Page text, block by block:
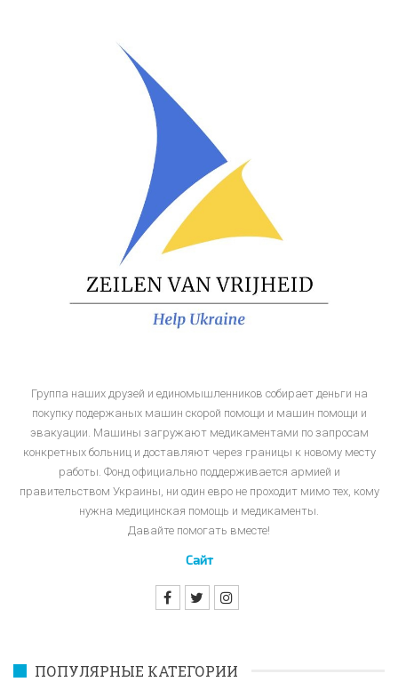
Группа наших друзей и единомышленников собирает деньги на
покупку подержаных машин скорой помощи и машин помощи и
эвакуации. Машины загружают медикаментами по запросам
конкретных больниц и доставляют через границы к новому месту
работы. Фонд официально поддерживается армией и
правительством Украины, ни один евро не проходит мимо тех, кому
нужна медицинская помощь и медикаменты.
Давайте помогать вместе!
Сайт
ПОПУЛЯРНЫЕ КАТЕГОРИИ